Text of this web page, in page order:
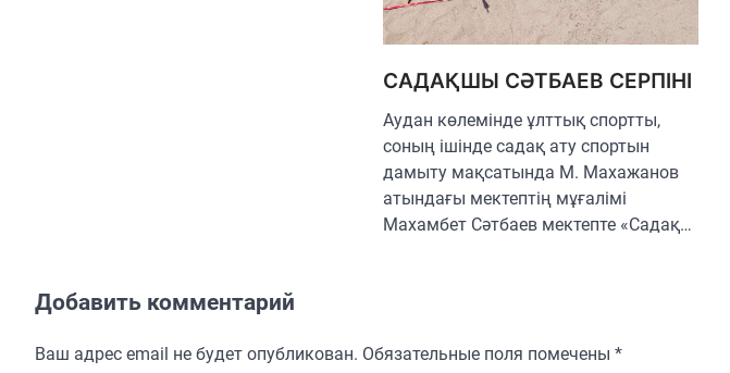
САДАҚШЫ СӘТБАЕВ СЕРПІНІ
Аудан көлемінде ұлттық спортты,
соның ішінде садақ ату спортын
дамыту мақсатында М. Махажанов
атындағы мектептің мұғалімі
Махамбет Сәтбаев мектепте «Садақ…
Добавить комментарий
Ваш адрес email не будет опубликован. Обязательные поля помечены *